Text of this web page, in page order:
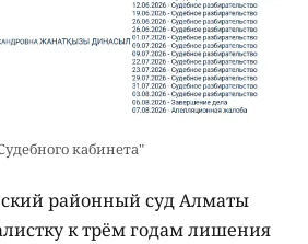
кабинета"
районный суд Алматы
к трём годам лишения